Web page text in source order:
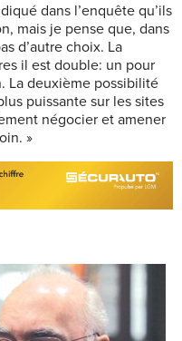
dans l’enquête qu’ils
mais je pense que, dans
d’autre choix. La
il est double: un pour
La deuxième possibilité
puissante sur les sites
négocier et amener
»